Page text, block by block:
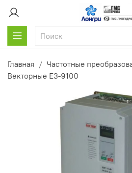
Главная
Частотные
Векторные E3-9100